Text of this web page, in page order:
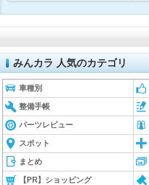
みんカラ 人気のカテゴリ
車種別
整備手帳
パーツレビュー
スポット
まとめ
【PR】ショッピング